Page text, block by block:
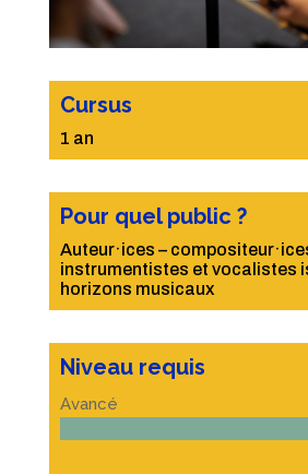
Cursus
1 an
Pour quel public ?
Auteur·ices –
instrumentistes et vocalistes
horizons musicaux
Niveau requis
Avancé